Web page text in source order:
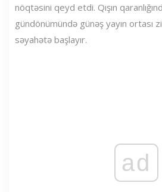
nöqtəsini qeyd etdi. Qışın
gündönümündə günəş yayın ortası
səyahətə başlayır.
ad